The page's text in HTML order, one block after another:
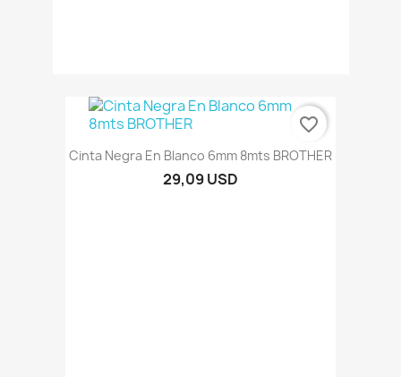
Cinta Negra En Blanco 6mm 8mts BROTHER
29,09 USD
favorite_border